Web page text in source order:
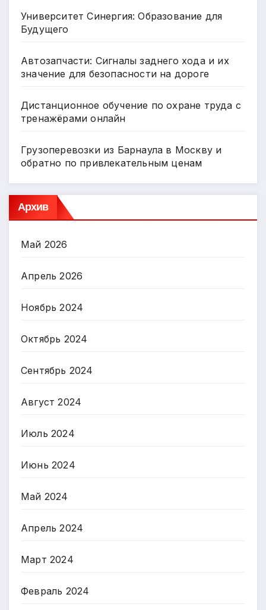
Университет Синергия: Образование для
Будущего
Автозапчасти: Сигналы заднего хода и их
значение для безопасности на дороге
Дистанционное обучение по охране труда с
тренажёрами онлайн
Грузоперевозки из Барнаула в Москву и
обратно по привлекательным ценам
Архив
Май 2026
Апрель 2026
Ноябрь 2024
Октябрь 2024
Сентябрь 2024
Август 2024
Июль 2024
Июнь 2024
Май 2024
Апрель 2024
Март 2024
Февраль 2024